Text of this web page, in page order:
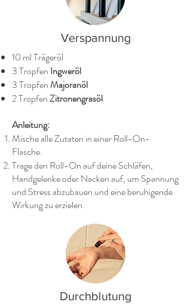
Verspannung
10 ml Trägeröl
3 Tropfen Ingweröl
3 TropfenMajoranöl
2 TropfenZitronengrasöl
Anleitung:
Mische alle Zutaten in einer Roll-On-
Flasche.
Trage den Roll-On auf deine Schläfen,
Handgelenke oder Nacken auf, um Spannung
und Stress abzubauen und eine beruhigende
Wirkung zu erzielen.
Durchblutung